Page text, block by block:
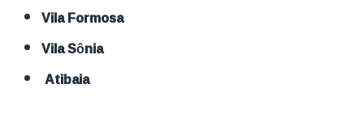
Vila Formosa
Vila Sônia
Atibaia